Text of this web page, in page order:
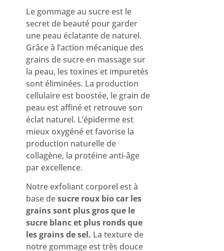
Le gommage au sucre est le
secret de beauté pour garder
une peau éclatante de naturel.
Grâce à l’action mécanique des
grains de sucre en massage sur
la peau, les toxines et impuretés
sont éliminées. La production
cellulaire est boostée, le grain de
peau est affiné et retrouve son
éclat naturel. L’épiderme est
mieux oxygéné et favorise la
production naturelle de
collagène, la protéine anti-âge
par excellence.
Notre exfoliant corporel est à
base desucre roux bio car les
grains sont plus gros que le
sucre blanc et plus ronds que
les grains de sel. La texture de
notre gommage est très douce